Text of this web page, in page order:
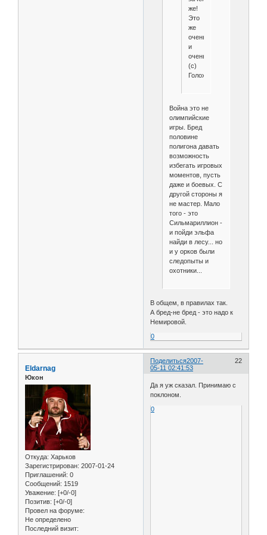
же!
Это
же
очень
и
очень!"
(с)
Голохвастов.
Война это не
олимпийские
игры. Бред
половине
полигона давать
возможность
избегать игровых
моментов, пусть
даже и боевых. С
другой стороны я
не мастер. Мало
того - это
Сильмариллион -
и пойди эльфа
найди в лесу... но
и у орков были
следопыты и
охотники...
В общем, в правилах так.
А бред-не бред - это надо к
Немировой.
0
Поделиться 22
2007-
05-11 02:41:53
Eldarnag
Юкон
Откуда: Харьков
Зарегистрирован: 2007-01-24
Приглашений: 0
Сообщений: 1519
Уважение: [+0/-0]
Позитив: [+0/-0]
Провел на форуме:
Не определено
Последний визит:
Да я уж сказал. Принимаю с
поклоном.
0